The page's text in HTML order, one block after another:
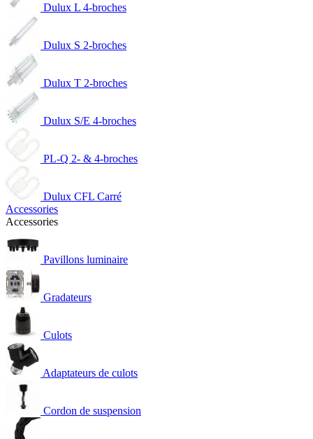
Dulux L 4-broches
Dulux S 2-broches
Dulux T 2-broches
Dulux S/E 4-broches
PL-Q 2- & 4-broches
Dulux CFL Carré
Accessories
Accessories
Pavillons luminaire
Gradateurs
Culots
Adaptateurs de culots
Cordon de suspension